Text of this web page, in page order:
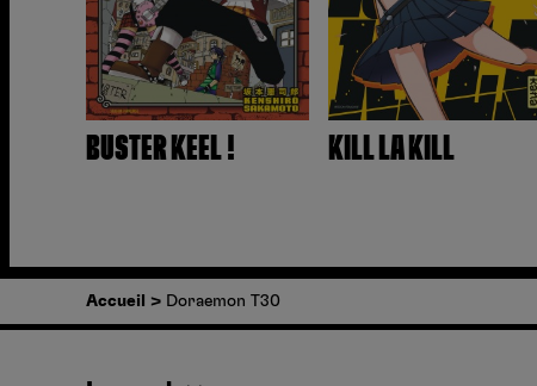
BUSTER KEEL ! KILL LA KILL
Accueil Doraemon T30